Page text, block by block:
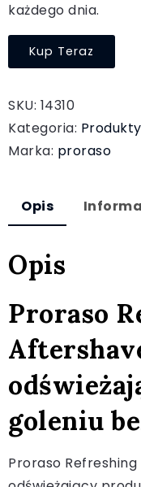
każdego dnia.
Kup Teraz
SKU: 14310
Kategoria: Produkty
Marka: proraso
Opis
Opis
Proraso
goleniu
Proraso